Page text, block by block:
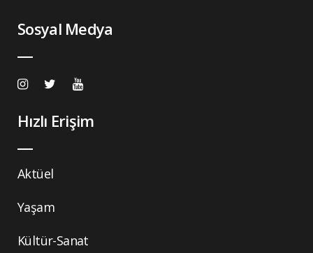
Sosyal Medya
Hızlı Erişim
Aktüel
Yaşam
Kültür-Sanat